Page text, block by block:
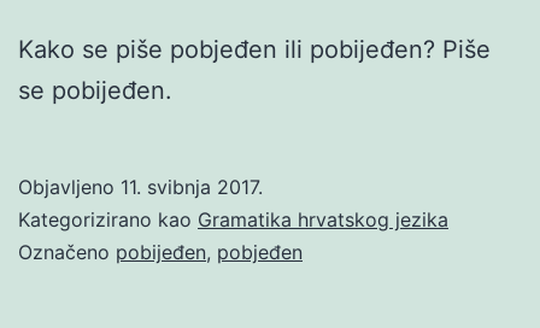
Kako se piše pobjeđen ili pobijeđen? Piše
se pobijeđen.
Objavljeno 11. svibnja 2017.
Kategorizirano kao Gramatika hrvatskog jezika
Označeno pobijeđen, pobjeđen